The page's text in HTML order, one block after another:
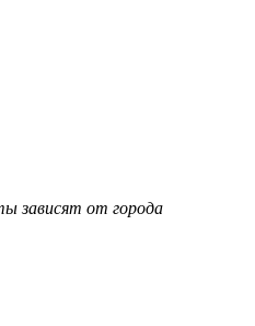
зависят от города